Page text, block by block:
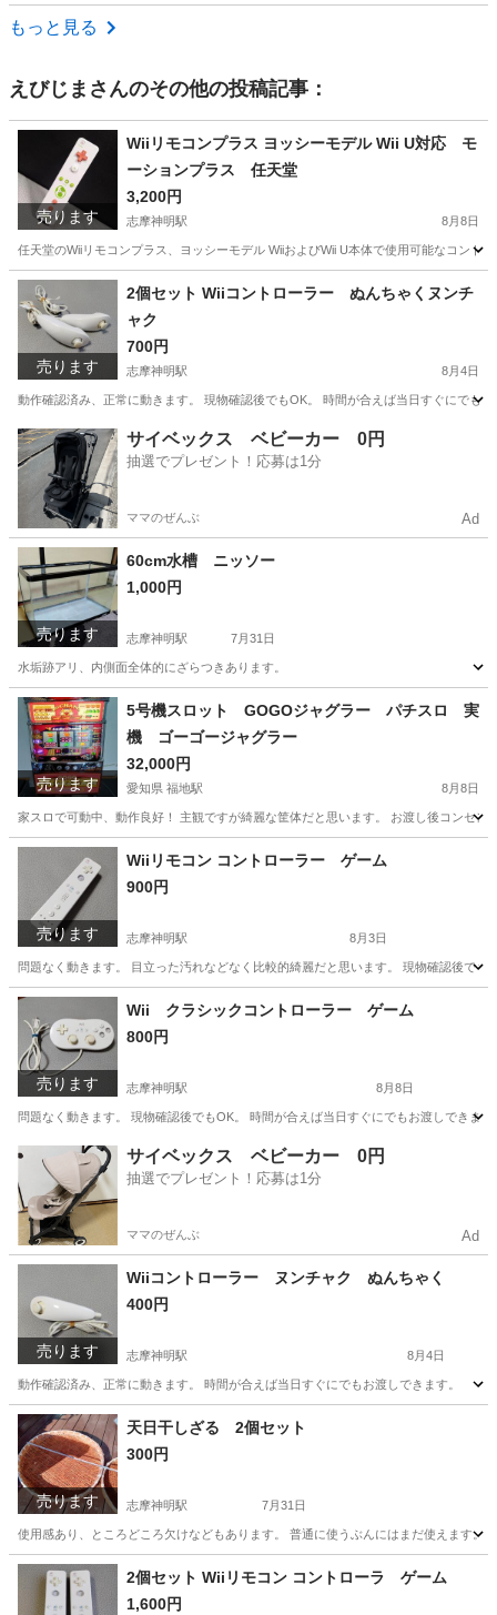
三重 三重郡
もっと見る
えびじま さんのその他の投稿記事：
売ります
Wiiリモコンプラス ヨッシーモデル Wii U対応 モ
ーションプラス 任天堂
3,200円
志摩神明駅 8月8日
任天堂のWiiリモコンプラス、ヨッシーモデル WiiおよびWii U本体で使用可能なコン
三重 志摩市 志摩神明駅 テレビゲーム
売ります
2個セット Wiiコントローラー ぬんちゃくヌンチ
ャク
700円
志摩神明駅 8月4日
動作確認済み、正常に動きます。 現物確認後でもOK。 時間が合えば当日すぐにでも
三重 志摩市 志摩神明駅 テレビゲーム ヌンチャク
サイベックス ベビーカー 0円
抽選でプレゼント！応募は1分
ママのぜんぶ Ad
売ります
60cm水槽 ニッソー
1,000円
志摩神明駅 7月31日
水垢跡アリ、内側面全体的にざらつきあります。
三重 志摩市 志摩神明駅 インテリア雑貨/小物 ニッソー
売ります
5号機スロット GOGOジャグラー パチスロ 実
機 ゴーゴージャグラー
32,000円
愛知県 福地駅 8月8日
家スロで可動中、動作良好！ 主観ですが綺麗な筐体だと思います。 お渡し後コンセ
愛知 西尾市 福地駅
売ります
Wiiリモコン コントローラー ゲーム
900円
志摩神明駅 8月3日
問題なく動きます。 目立った汚れなどなく比較的綺麗だと思います。 現物確認後で
三重 志摩市 志摩神明駅 テレビゲーム
売ります
Wii クラシックコントローラー ゲーム
800円
志摩神明駅 8月8日
問題なく動きます。 現物確認後でもOK。 時間が合えば当日すぐにでもお渡しできます
志摩市 志摩神明駅 テレビゲーム
クラシックコントローラー
サイベックス ベビーカー 0円
抽選でプレゼント！応募は1分
ママのぜんぶ Ad
売ります
Wiiコントローラー ヌンチャク ぬんちゃく
400円
志摩神明駅 8月4日
動作確認済み、正常に動きます。 時間が合えば当日すぐにでもお渡しできます。
三重 志摩市 志摩神明駅 テレビゲーム
売ります
天日干しざる 2個セット
300円
志摩神明駅 7月31日
使用感あり、ところどころ欠けなどもあります。 普通に使うぶんにはまだ使えます。
三重 志摩市 志摩神明駅 その他
2個セット Wiiリモコン コントローラ ゲーム
1,600円